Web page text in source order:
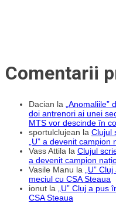
Comentarii
Dacian la „Anomaliile”
doi antrenori ai unei
MTS vor descinde în
sportulclujean la Clujul
„U” a devenit campion
Vass Attila la Clujul
a devenit campion
Vasile Manu la „U”
meciul cu CSA Steaua
ionut la „U” Cluj a pus
CSA Steaua